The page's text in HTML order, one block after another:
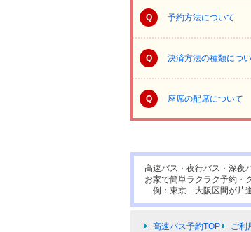
Q 予約方法について
Q 決済方法の種類につ
Q 座席の配席について
高速バス・夜行バス・深夜
お家で簡単ラクラク予約・
例：東京―大阪区間が片
高速バス予約TOP ご利